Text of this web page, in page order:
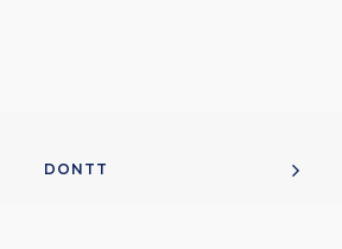
DONTT